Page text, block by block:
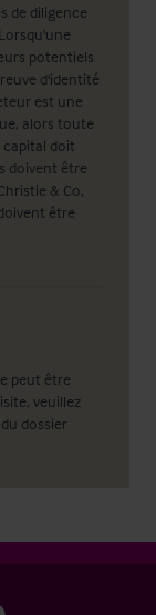
de diligence
potentiels
d'identité
est une
alors toute
capital doit
doivent être
& Co,
être
peut être
veuillez
dossier